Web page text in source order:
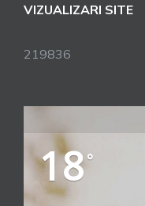
VIZUALIZARI SITE
219836
18°